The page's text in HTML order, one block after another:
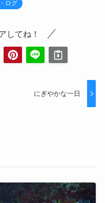
ログ
してね！
にぎやかな一日